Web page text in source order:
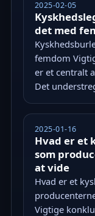
2025-02-05
det med
femdom
er et centralt
Det
2025-01-16
Hvad er et
som
at vide
Hvad er et
Vigtige